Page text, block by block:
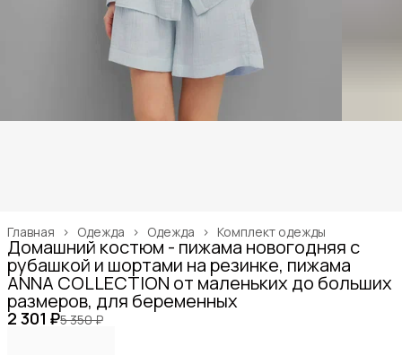
Комплект одежды
Одежда ›
Одежда ›
Главная ›
Домашний костюм - пижама новогодняя с
рубашкой и шортами на резинке, пижама
ANNA COLLECTION от маленьких до больших
размеров, для беременных
2 301 ₽5 350 ₽